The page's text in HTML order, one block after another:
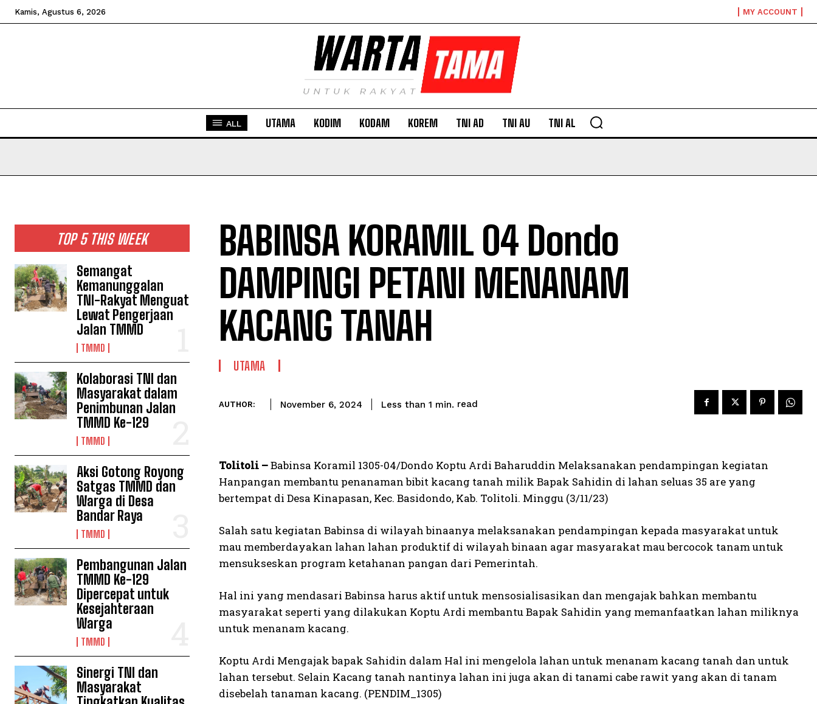
Kamis, Agustus 6, 2026 MY ACCOUNT
ALL UTAMA KODIM KODAM KOREM TNI AD TNI AU TNI AL
TOP 5 THIS WEEK
Semangat
Kemanunggalan
TNI-Rakyat Menguat
Lewat Pengerjaan
Jalan TMMD
TMMD
Kolaborasi TNI dan
Masyarakat dalam
Penimbunan Jalan
TMMD Ke-129
TMMD
Aksi Gotong Royong
Satgas TMMD dan
Warga di Desa
Bandar Raya
TMMD
Pembangunan Jalan
TMMD Ke-129
Dipercepat untuk
Kesejahteraan
Warga
TMMD
Sinergi TNI dan
Masyarakat
BABINSA KORAMIL 04 Dondo
DAMPINGI PETANI MENANAM
KACANG TANAH
UTAMA
AUTHOR: November 6, 2024 Less than 1 min. read
Tolitoli –Babinsa Koramil 1305-04/Dondo Koptu Ardi Baharuddin Melaksanakan pendampingan kegiatan
Hanpangan membantu penanaman bibit kacang tanah milik Bapak Sahidin di lahan seluas 35 are yang
bertempat di Desa Kinapasan, Kec. Basidondo, Kab. Tolitoli. Minggu (3/11/23)
Salah satu kegiatan Babinsa di wilayah binaanya melaksanakan pendampingan kepada masyarakat untuk
mau memberdayakan lahan lahan produktif di wilayah binaan agar masyarakat mau bercocok tanam untuk
mensukseskan program ketahanan pangan dari Pemerintah.
Hal ini yang mendasari Babinsa harus aktif untuk mensosialisasikan dan mengajak bahkan membantu
masyarakat seperti yang dilakukan Koptu Ardi membantu Bapak Sahidin yang memanfaatkan lahan miliknya
untuk menanam kacang.
Koptu Ardi Mengajak bapak Sahidin dalam Hal ini mengelola lahan untuk menanam kacang tanah dan untuk
lahan tersebut. Selain Kacang tanah nantinya lahan ini juga akan di tanami cabe rawit yang akan di tanam
disebelah tanaman kacang. (PENDIM_1305)